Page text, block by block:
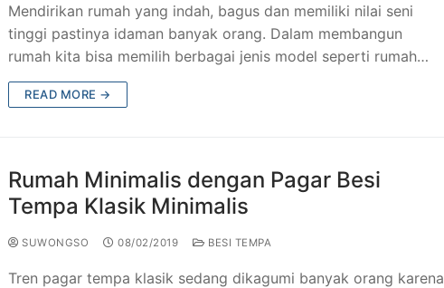
Klasik
Tempa
Murah Jakarta
Klasik
Antik
Pagar Besi Tempa Mewah
Besi Tempa Antik Mewah
Mendirikan rumah yang indah, bagus dan memiliki nilai seni
tinggi pastinya idaman banyak orang. Dalam membangun
rumah kita bisa memilih berbagai jenis model seperti rumah…
READ MORE →
Rumah Minimalis dengan Pagar Besi
Tempa Klasik Minimalis
SUWONGSO 08/02/2019 BESI TEMPA
Tren pagar tempa klasik sedang dikagumi banyak orang karena